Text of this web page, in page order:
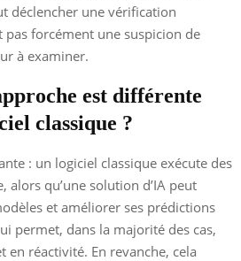
déclencher une vérification
pas forcément une suspicion de
à examiner.
est différente
classique ?
: un logiciel classique exécute des
alors qu’une solution d’IA peut
et améliorer ses prédictions
permet, dans la majorité des cas,
en réactivité. En revanche, cela